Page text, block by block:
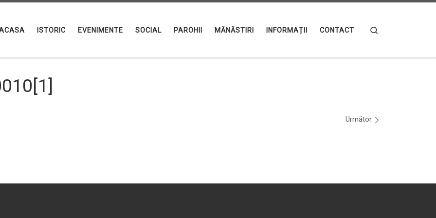
ISTORIC EVENIMENTE SOCIAL PAROHII MĂNĂSTIRI INFORMAȚII CONTACT
Următor